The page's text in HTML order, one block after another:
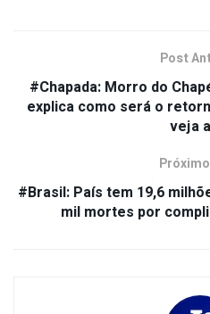
Post
#Chapada: Morro do
explica como será o
veja
#Brasil: País tem 19,6
mil mortes por